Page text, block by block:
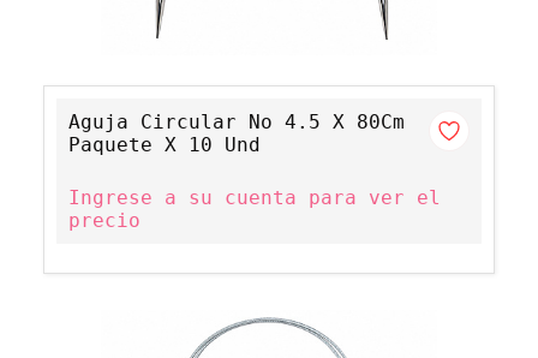
Aguja Circular No 4.5 X 80Cm
Paquete X 10 Und
Ingrese a su cuenta para ver el
precio